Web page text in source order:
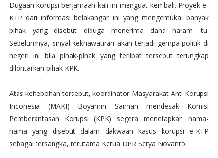
Dugaan korupsi berjamaah kali ini menguat kembali. Proyek e-
KTP dari informasi belakangan ini yang mengemuka, banyak
pihak yang disebut diduga menerima dana haram itu.
Sebelumnya, sinyal kekhawatiran akan terjadi gempa politik di
negeri ini bila pihak-pihak yang terlibat tersebut terungkap
dilontarkan pihak KPK.
Atas kehebohan tersebut, koordinator Masyarakat Anti Korupsi
Indonesia (MAKI) Boyamin Saiman mendesak Komisi
Pemberantasan Korupsi (KPK) segera menetapkan nama-
nama yang disebut dalam dakwaan kasus korupsi e-KTP
sebagai tersangka, terutama Ketua DPR Setya Novanto.